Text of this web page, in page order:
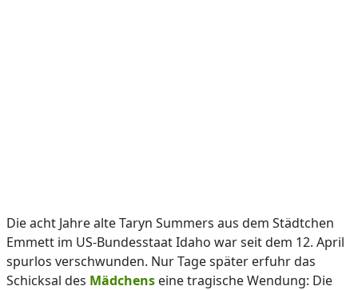
Die acht Jahre alte Taryn Summers aus dem Städtchen
Emmett im US-Bundesstaat Idaho war seit dem 12. April
spurlos verschwunden. Nur Tage später erfuhr das
Schicksal des Mädchens eine tragische Wendung: Die